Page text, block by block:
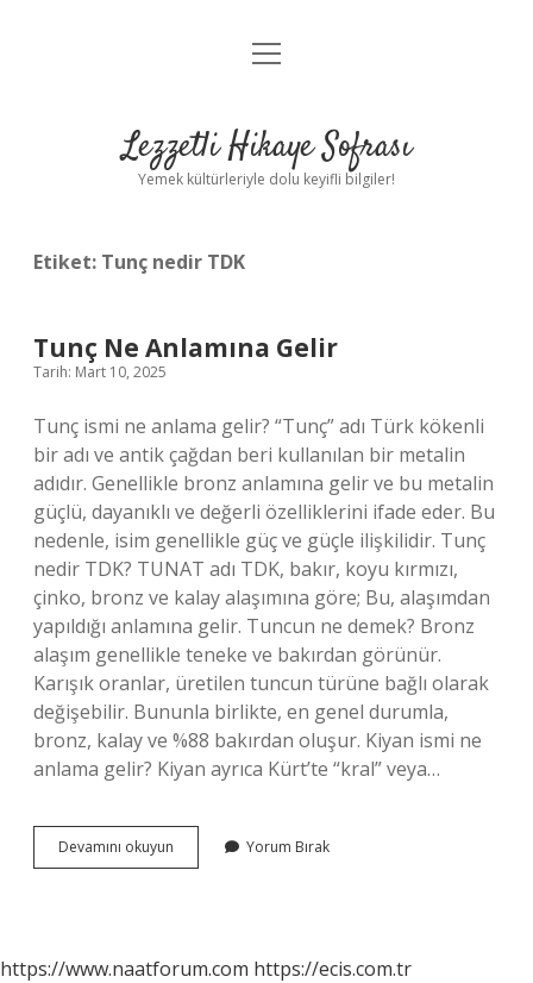
Anasayfa
Yasal Uyarı
menüyü
Lezzetli Hikaye Sofrası
Yemek kültürleriyle dolu keyifli bilgiler!
Etiket: Tunç nedir TDK
Tunç Ne Anlamına Gelir
Tarih: Mart 10, 2025
Tunç ismi ne anlama gelir? “Tunç” adı Türk kökenli
bir adı ve antik çağdan beri kullanılan bir metalin
adıdır. Genellikle bronz anlamına gelir ve bu metalin
güçlü, dayanıklı ve değerli özelliklerini ifade eder. Bu
nedenle, isim genellikle güç ve güçle ilişkilidir. Tunç
nedir TDK? TUNAT adı TDK, bakır, koyu kırmızı,
çinko, bronz ve kalay alaşımına göre; Bu, alaşımdan
yapıldığı anlamına gelir. Tuncun ne demek? Bronz
alaşım genellikle teneke ve bakırdan görünür.
Karışık oranlar, üretilen tuncun türüne bağlı olarak
değişebilir. Bununla birlikte, en genel durumla,
bronz, kalay ve %88 bakırdan oluşur. Kiyan ismi ne
anlama gelir? Kiyan ayrıca Kürt’te “kral” veya…
Devamını okuyun
Ne
Yorum Bırak
https://www.naatforum.com https://ecis.com.tr